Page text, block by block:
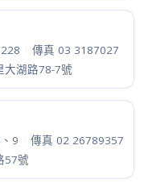
· 傳真 03 3187027
大湖路78-7號
9 · 傳真 02 26789357
57號